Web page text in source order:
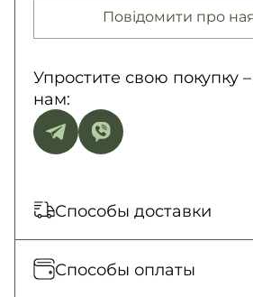
Повідомити про
Упростите свою покупку
нам:
Способы доставки
Отправка каждый день.
платеж только для заказов
Способы оплаты